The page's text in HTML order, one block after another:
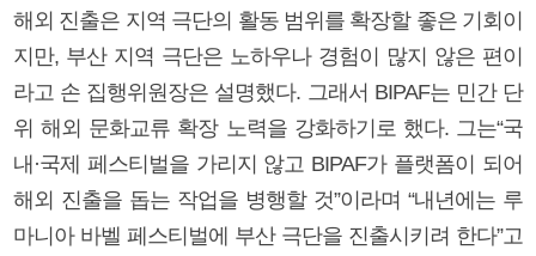
해외 진출은 지역 극단의 활동 범위를 확장할 좋은 기회이
지만, 부산 지역 극단은 노하우나 경험이 많지 않은 편이
라고 손 집행위원장은 설명했다. 그래서 BIPAF는 민간 단
위 해외 문화교류 확장 노력을 강화하기로 했다. 그는“국
내·국제 페스티벌을 가리지 않고 BIPAF가 플랫폼이 되어
해외 진출을 돕는 작업을 병행할 것”이라며 “내년에는 루
마니아 바벨 페스티벌에 부산 극단을 진출시키려 한다”고